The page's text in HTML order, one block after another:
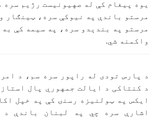
یوه پیغام کې له صهیونیست رژیم سره
مرستو باندې په نیوکې سره، ټینګار
مرستو په بندېدو سره، په سیمه کې
واکمنه شي.
د پارس تودی له راپور سره سم، د
د کنتاکی د ایالت جمهوري پال
ایکس په ټولنیزه رسنۍ کې په خپل
اشارې سره چي په لبنان باندې د